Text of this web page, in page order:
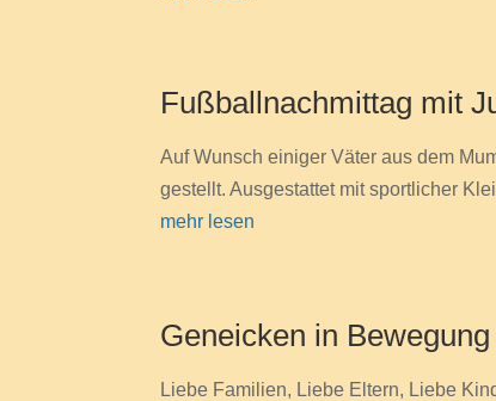
Fußballnachmittag mit
Auf Wunsch einiger Väter aus dem
gestellt. Ausgestattet mit sportlicher
mehr lesen
Geneicken in Bewegung
Liebe Familien, Liebe Eltern, Liebe